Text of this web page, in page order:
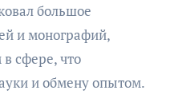
большое
и монографий,
сфере, что
и обмену опытом.